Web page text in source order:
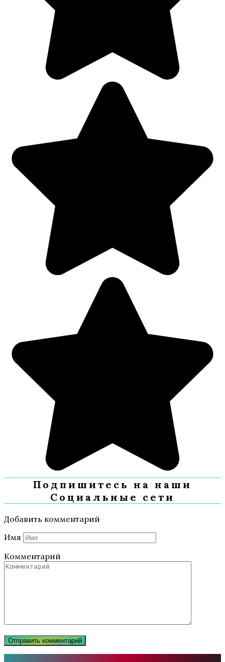
Подпишитесь на наши
Социальные сети
Добавить комментарий
Имя
Комментарий